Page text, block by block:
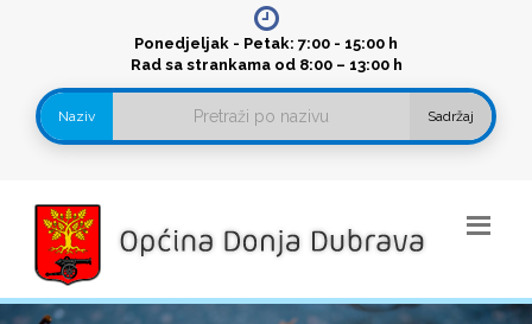
Ponedjeljak - Petak: 7:00 - 15:00 h
Rad sa strankama od 8:00 – 13:00 h
Naziv Sadržaj